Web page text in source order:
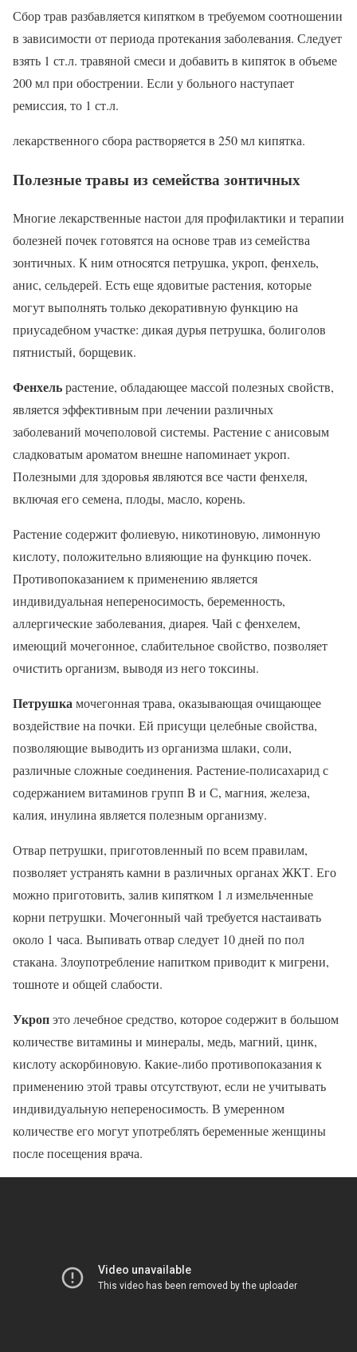
Сбор трав разбавляется кипятком в требуемом соотношении
в зависимости от периода протекания заболевания. Следует
взять 1 ст.л. травяной смеси и добавить в кипяток в объеме
200 мл при обострении. Если у больного наступает
ремиссия, то 1 ст.л.
лекарственного сбора растворяется в 250 мл кипятка.
Полезные травы из семейства зонтичных
Многие лекарственные настои для профилактики и терапии
болезней почек готовятся на основе трав из семейства
зонтичных. К ним относятся петрушка, укроп, фенхель,
анис, сельдерей. Есть еще ядовитые растения, которые
могут выполнять только декоративную функцию на
приусадебном участке: дикая дурья петрушка, болиголов
пятнистый, борщевик.
Фенхельрастение, обладающее массой полезных свойств,
является эффективным при лечении различных
заболеваний мочеполовой системы. Растение с анисовым
сладковатым ароматом внешне напоминает укроп.
Полезными для здоровья являются все части фенхеля,
включая его семена, плоды, масло, корень.
Растение содержит фолиевую, никотиновую, лимонную
кислоту, положительно влияющие на функцию почек.
Противопоказанием к применению является
индивидуальная непереносимость, беременность,
аллергические заболевания, диарея. Чай с фенхелем,
имеющий мочегонное, слабительное свойство, позволяет
очистить организм, выводя из него токсины.
Петрушкамочегонная трава, оказывающая очищающее
воздействие на почки. Ей присущи целебные свойства,
позволяющие выводить из организма шлаки, соли,
различные сложные соединения. Растение-полисахарид с
содержанием витаминов групп B и С, магния, железа,
калия, инулина является полезным организму.
Отвар петрушки, приготовленный по всем правилам,
позволяет устранять камни в различных органах ЖКТ. Его
можно приготовить, залив кипятком 1 л измельченные
корни петрушки. Мочегонный чай требуется настаивать
около 1 часа. Выпивать отвар следует 10 дней по пол
стакана. Злоупотребление напитком приводит к мигрени,
тошноте и общей слабости.
Укропэто лечебное средство, которое содержит в большом
количестве витамины и минералы, медь, магний, цинк,
кислоту аскорбиновую. Какие-либо противопоказания к
применению этой травы отсутствуют, если не учитывать
индивидуальную непереносимость. В умеренном
количестве его могут употреблять беременные женщины
после посещения врача.